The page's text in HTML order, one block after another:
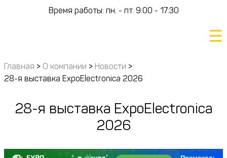
Время работы: пн. - пт. 9:00 - 17:30
☰
Главная > О компании > Новости >
28-я выставка ExpoElectronica 2026
28-я выставка ExpoElectronica
2026